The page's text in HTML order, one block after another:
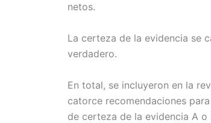
netos.
La certeza de la evidencia se
verdadero.
En total, se incluyeron en la
catorce recomendaciones
de certeza de la evidencia A o